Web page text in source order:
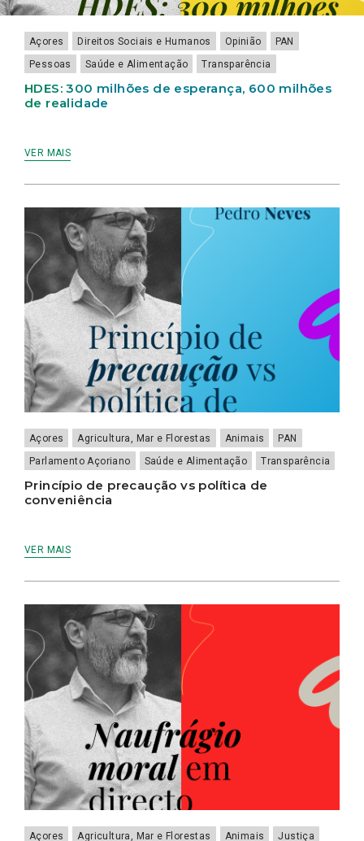
Açores Direitos Sociais e Humanos Opinião
PAN
Pessoas
Saúde e Alimentação Transparência
HDES: 300 milhões de esperança, 600 milhões
de realidade
VER MAIS
Açores Agricultura, Mar e Florestas Animais
PAN
Parlamento Açoriano
Saúde e Alimentação Transparência
Princípio de precaução vs política de
conveniência
VER MAIS
Açores Agricultura, Mar e Florestas Animais
Justiça